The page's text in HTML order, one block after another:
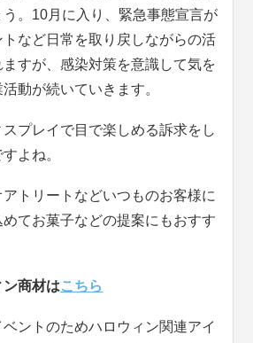
。10月に入り、緊急事態宣言が
など日常を取り戻しながらの活
すが、感染対策を意識して気を
動が続いていきます。
プレイで目で楽しめる訴求をし
よね。
トリートなどいつものお客様に
てお菓子などの提案にもおすす
商材はこちら
ントのためハロウィン関連アイ